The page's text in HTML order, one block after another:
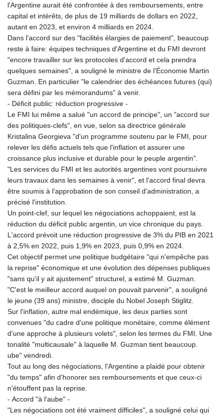
l'Argentine aurait été confrontée à des remboursements, entre
capital et intérêts, de plus de 19 milliards de dollars en 2022,
autant en 2023, et environ 4 milliards en 2024.
Dans l'accord sur des "facilités élargies de paiement", beaucoup
reste à faire: équipes techniques d'Argentine et du FMI devront
"encore travailler sur les protocoles d'accord et cela prendra
quelques semaines", a souligné le ministre de l'Économie Martin
Guzman. En particulier "le calendrier des échéances futures (qui)
sera défini par les mémorandums" à venir.
- Déficit public: réduction progressive -
Le FMI lui même a salué "un accord de principe", un "accord sur
des politiques-clefs", en vue, selon sa directrice générale
Kristalina Georgieva "d'un programme soutenu par le FMI, pour
relever les défis actuels tels que l'inflation et assurer une
croissance plus inclusive et durable pour le peuple argentin".
"Les services du FMI et les autorités argentines vont poursuivre
leurs travaux dans les semaines à venir", et l'accord final devra
être soumis à l'approbation de son conseil d'administration, a
précisé l'institution.
Un point-clef, sur lequel les négociations achoppaient, est la
réduction du déficit public argentin, un vice chronique du pays.
L'accord prévoit une réduction progressive de 3% du PIB en 2021
à 2,5% en 2022, puis 1,9% en 2023, puis 0,9% en 2024.
Cet objectif permet une politique budgétaire "qui n'empêche pas
la reprise" économique et une évolution des dépenses publiques
"sans qu'il y ait ajustement" structurel, a estimé M. Guzman.
"C'est le meilleur accord auquel on pouvait parvenir", a souligné
le jeune (39 ans) ministre, disciple du Nobel Joseph Stiglitz.
Sur l'inflation, autre mal endémique, les deux parties sont
convenues "du cadre d'une politique monétaire, comme élément
d'une approche à plusieurs volets", selon les termes du FMI. Une
tonalité "multicausale" à laquelle M. Guzman tient beaucoup.
ube" vendredi.
Tout au long des négociations, l'Argentine a plaidé pour obtenir
"du temps" afin d'honorer ses remboursements et que ceux-ci
n'étouffent pas la reprise.
- Accord "à l'aube" -
"Les négociations ont été vraiment difficiles", a souligné celui qui